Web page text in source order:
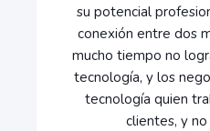
su potencial
conexión entre dos
mucho tiempo no
tecnología, y los
tecnología quien
clientes, y